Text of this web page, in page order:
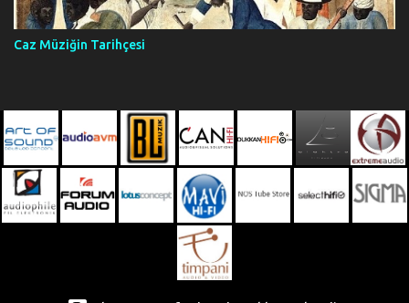
Caz Müziğin Tarihçesi